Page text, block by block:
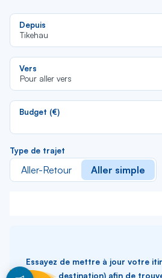
Depuis
Tikehau
Vers
Pour aller vers
Budget (€)
Type de trajet
Aller-Retour Aller simple
Essayez de mettre à jour votre
destination) afin de